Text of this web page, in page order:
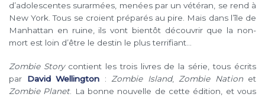
d’adolescentes surarmées, menées par un vétéran, se rend à
New York. Tous se croient préparés au pire. Mais dans l’île de
Manhattan en ruine, ils vont bientôt découvrir que la non-
mort est loin d’être le destin le plus terrifiant…
Zombie Storycontient les trois livres de la série, tous écrits
par David Wellington : Zombie Island, Zombie Nationet
Zombie Planet. La bonne nouvelle de cette édition, et vous